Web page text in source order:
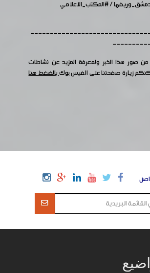
/#المكتب_الاعلامي
من صور هذا الخبر ولمعرفة المزيد عن نشاطات
زيارة صفحتنا على الفيس بوكبالضغط هنا